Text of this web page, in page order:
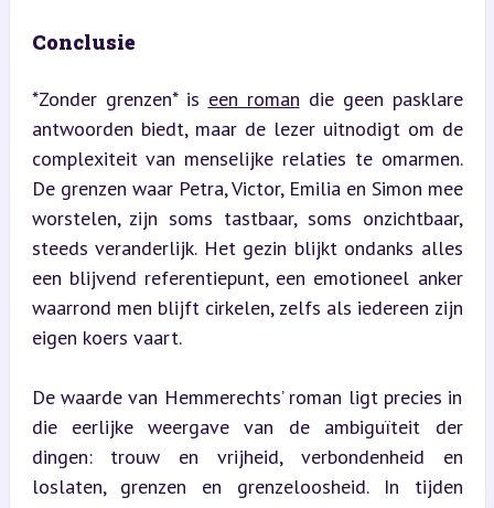
Conclusie
*Zonder grenzen* is een roman die geen pasklare
antwoorden biedt, maar de lezer uitnodigt om de
complexiteit van menselijke relaties te omarmen.
De grenzen waar Petra, Victor, Emilia en Simon mee
worstelen, zijn soms tastbaar, soms onzichtbaar,
steeds veranderlijk. Het gezin blijkt ondanks alles
een blijvend referentiepunt, een emotioneel anker
waarrond men blijft cirkelen, zelfs als iedereen zijn
eigen koers vaart.
De waarde van Hemmerechts’ roman ligt precies in
die eerlijke weergave van de ambiguïteit der
dingen: trouw en vrijheid, verbondenheid en
loslaten, grenzen en grenzeloosheid. In tijden